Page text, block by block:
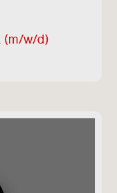
(m/w/d)